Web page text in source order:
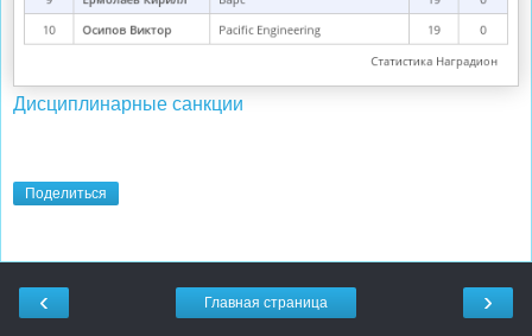
Дисциплинарные санкции
Поделиться
‹ ›
Главная страница